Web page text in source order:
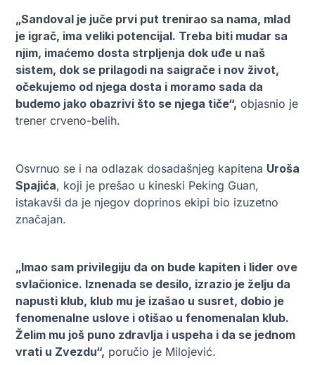
„Sandoval je juče prvi put trenirao sa nama, mlad
je igrač, ima veliki potencijal. Treba biti mudar sa
njim, imaćemo dosta strpljenja dok uđe u naš
sistem, dok se prilagodi na saigrače i nov život,
očekujemo od njega dosta i moramo sada da
budemo jako obazrivi što se njega tiče“, objasnio je
trener crveno-belih.
Osvrnuo se i na odlazak dosadašnjeg kapitena Uroša
Spajića, koji je prešao u kineski Peking Guan,
istakavši da je njegov doprinos ekipi bio izuzetno
značajan.
„Imao sam privilegiju da on bude kapiten i lider ove
svlačionice. Iznenada se desilo, izrazio je želju da
napusti klub, klub mu je izašao u susret, dobio je
fenomenalne uslove i otišao u fenomenalan klub.
Želim mu još puno zdravlja i uspeha i da se jednom
vrati u Zvezdu“, poručio je Milojević.